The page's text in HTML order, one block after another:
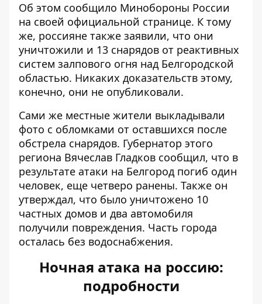
Об этом сообщило Минобороны России
на своей официальной странице. К тому
же, россияне также заявили, что они
уничтожили и 13 снарядов от реактивных
систем залпового огня над Белгородской
областью. Никаких доказательств этому,
конечно, они не опубликовали.
Сами же местные жители выкладывали
фото с обломками от оставшихся после
обстрела снарядов. Губернатор этого
региона Вячеслав Гладков сообщил, что в
результате атаки на Белгород погиб один
человек, еще четверо ранены. Также он
утверждал, что было уничтожено 10
частных домов и два автомобиля
получили повреждения. Часть города
осталась без водоснабжения.
Ночная атака на россию:
подробности